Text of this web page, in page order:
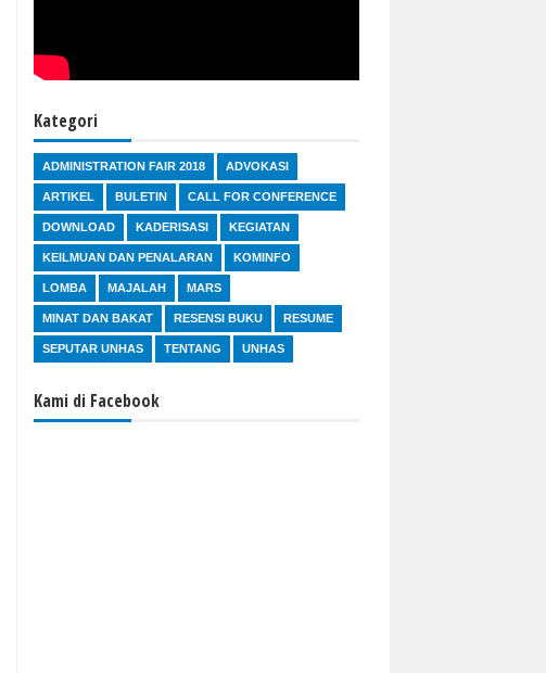
Kategori
ADMINISTRATION FAIR 2018 ADVOKASI
ARTIKEL BULETIN CALL FOR CONFERENCE
DOWNLOAD KADERISASI KEGIATAN
KEILMUAN DAN PENALARAN KOMINFO
LOMBA MAJALAH MARS
MINAT DAN BAKAT RESENSI BUKU RESUME
SEPUTAR UNHAS TENTANG UNHAS
Kami di Facebook